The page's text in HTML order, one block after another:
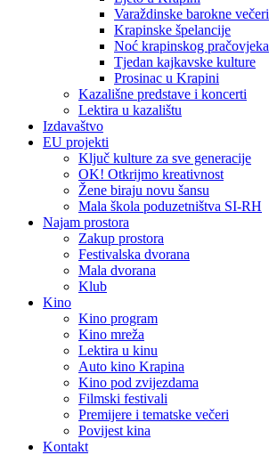
Varaždinske barokne večeri
Krapinske špelancije
Noć krapinskog pračovjeka
Tjedan kajkavske kulture
Prosinac u Krapini
Kazališne predstave i koncerti
Lektira u kazalištu
Izdavaštvo
EU projekti
Ključ kulture za sve generacije
OK! Otkrijmo kreativnost
Žene biraju novu šansu
Mala škola poduzetništva SI-RH
Najam prostora
Zakup prostora
Festivalska dvorana
Mala dvorana
Klub
Kino
Kino program
Kino mreža
Lektira u kinu
Auto kino Krapina
Kino pod zvijezdama
Filmski festivali
Premijere i tematske večeri
Povijest kina
Kontakt